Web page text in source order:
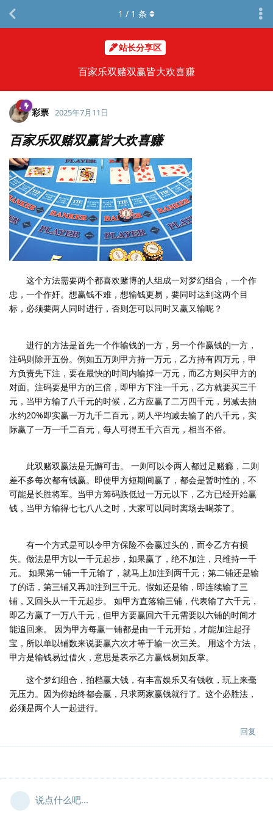
站长分享区
百家乐双赌双赢皆大欢喜赚
1 / 1 条
彩票 2025年7月11日
百家乐双赌双赢皆大欢喜赚
这个方法需要两个都喜欢赌博的人组成一对梦幻组合，一个作
忠，一个作奸。想赢钱不难，想输钱更易，要同时达到这两个目
标，必须要两人同时进行，否则怎可以同时又赢又输呢？
进行的方法是首先一个作输钱的一方，另一个作赢钱的一方，
注码则除开五份。例如五万则甲方持一万元，乙方持有四万元，甲
方负责先下注，要在最快的时间内输掉一万元，而乙方则买甲方的
对面。注码要是甲方的三倍，即甲方下注一千元，乙方就要买三千
元，当甲方输了八千元的时候，乙方应赢了二万四千元，另减去抽
水约20%即实赢一万九千二百元，两人平均减去输了的八千元，实
际赢了一万一千二百元，每人可得五千六百元，相当不俗。
此双赌双赢法是无懈可击。 一则可以令两人都过足赌瘾，二则
差不多每次都有钱赢。即使甲方短期间赢了，都会是暂时性的，不
可能是长胜将军。当甲方筹码跌低过一万元以下，乙方已经开始赢
钱，当甲方输得七七八八之时，大家可以同时离场去喝茶了。
有一个方式是可以令甲方保险不会赢过头的，而令乙方有损
失。做法是甲方以一千元起步，如果赢了，绝不加注，只维持一千
元。 如果第一铺一千元输了，就马上加注到两千元；第二铺还是输
了的话，第三铺又再加注到三千元。假如还是输，即连续输了三
铺，又回头从一千元起步。 如甲方直落输三铺，代表输了六千元，
即乙方赢了一万八千元，但甲方要赢回六千元需要以六铺的时间才
能追回来。 因为甲方每赢一铺都是由一千元开始，才能加注起孖
宝，所以单以铺数来说要赢六次才等于输一次三关。 用这个方法，
甲方是输钱易过借火，意思是表示乙方赢钱易如反掌。
这个梦幻组合，拍档赢大钱，有丰富娱乐又有钱收，玩上来毫
无压力。因为你始终都会赢，只求两家赢钱就行了。这个必胜法，
必须是两个人一起进行。
回复
说点什么吧...